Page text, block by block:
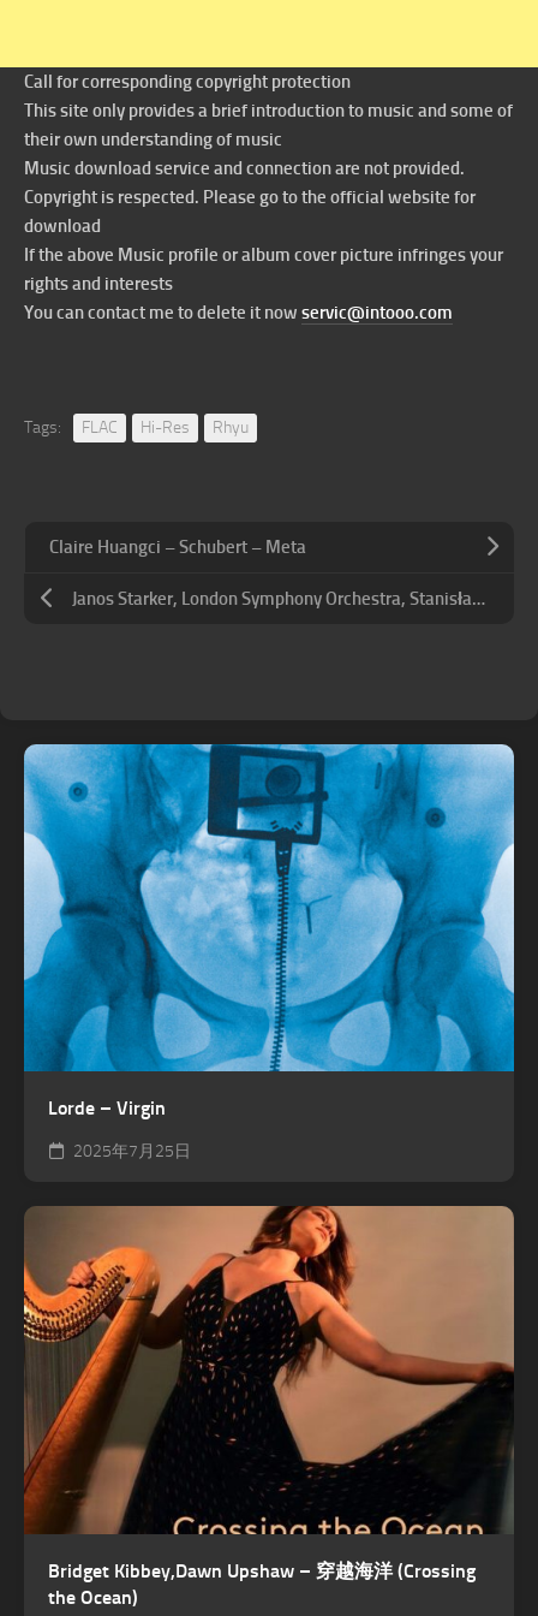
Call for corresponding copyright protection
This site only provides a brief introduction to music and some of
their own understanding of music
Music download service and connection are not provided.
Copyright is respected. Please go to the official website for
download
If the above Music profile or album cover picture infringes your
rights and interests
You can contact me to delete it now servic@intooo.com
Tags: FLAC Hi-Res Rhyu
Claire Huangci – Schubert – Meta
Janos Starker, London Symphony Orchestra, Stanisław Skrowaczewski, Antal Doráti – Schumann: Cello Concerto; Lalo: Cello Concerto; Saint-Saëns: Cello Concerto No.1
Lorde – Virgin
2025年7月25日
Bridget Kibbey,Dawn Upshaw – 穿越海洋 (Crossing
the Ocean)